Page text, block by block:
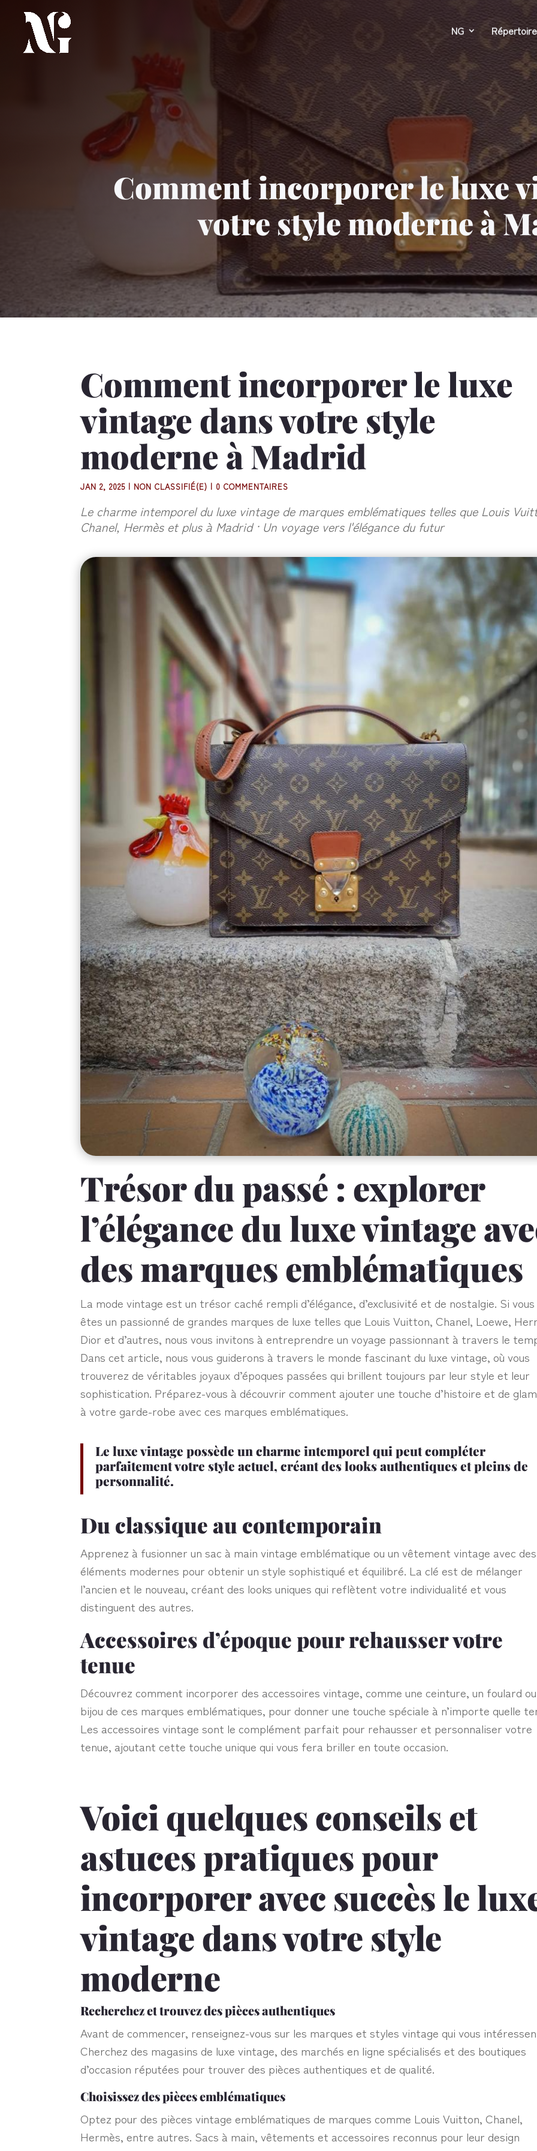
NG Répertoire
Comment incorporer le luxe
votre style moderne à
Comment incorporer le luxe
vintage dans votre style
moderne à Madrid
JAN 2, 2025 | NON CLASSIFIÉ(E) | 0 COMMENTAIRES
Le charme intemporel du luxe vintage de marques emblématiques telles que Louis
Chanel, Hermès et plus à Madrid · Un voyage vers l'élégance du futur
Trésor du passé : explorer
l’élégance du luxe vintage
des marques emblématiques
La mode vintage est un trésor caché rempli d’élégance, d’exclusivité et de nostalgie. Si vous
êtes un passionné de grandes marques de luxe telles que Louis Vuitton, Chanel, Loewe,
Dior et d’autres, nous vous invitons à entreprendre un voyage passionnant à travers le
Dans cet article, nous vous guiderons à travers le monde fascinant du luxe vintage, où vous
trouverez de véritables joyaux d’époques passées qui brillent toujours par leur style et leur
sophistication. Préparez-vous à découvrir comment ajouter une touche d’histoire et de
à votre garde-robe avec ces marques emblématiques.
Le luxe vintage possède un charme intemporel qui peut compléter
parfaitement votre style actuel, créant des looks authentiques et pleins de
personnalité.
Du classique au contemporain
Apprenez à fusionner un sac à main vintage emblématique ou un vêtement vintage avec des
éléments modernes pour obtenir un style sophistiqué et équilibré. La clé est de mélanger
l’ancien et le nouveau, créant des looks uniques qui reflètent votre individualité et vous
distinguent des autres.
Accessoires d’époque pour rehausser votre
tenue
Découvrez comment incorporer des accessoires vintage, comme une ceinture, un foulard
bijou de ces marques emblématiques, pour donner une touche spéciale à n’importe quelle
Les accessoires vintage sont le complément parfait pour rehausser et personnaliser votre
tenue, ajoutant cette touche unique qui vous fera briller en toute occasion.
Voici quelques conseils et
astuces pratiques pour
incorporer avec succès le
vintage dans votre style
moderne
Recherchez et trouvez des pièces authentiques
Avant de commencer, renseignez-vous sur les marques et styles vintage qui vous
Cherchez des magasins de luxe vintage, des marchés en ligne spécialisés et des boutiques
d’occasion réputées pour trouver des pièces authentiques et de qualité.
Choisissez des pièces emblématiques
Optez pour des pièces vintage emblématiques de marques comme Louis Vuitton, Chanel,
Hermès, entre autres. Sacs à main, vêtements et accessoires reconnus pour leur design